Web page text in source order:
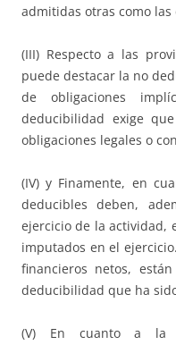
admitidas otras como
(III) Respecto a las
puede destacar la no
de obligaciones
deducibilidad exige
obligaciones legales o
(IV) y Finamente, en
deducibles deben,
ejercicio de la actividad,
imputados en el
financieros netos,
deducibilidad que ha
(V) En cuanto a la